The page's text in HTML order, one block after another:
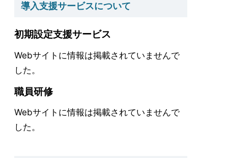
導入支援サービスについて
初期設定支援サービス
Webサイトに情報は掲載されていませんで
した。
職員研修
Webサイトに情報は掲載されていませんで
した。